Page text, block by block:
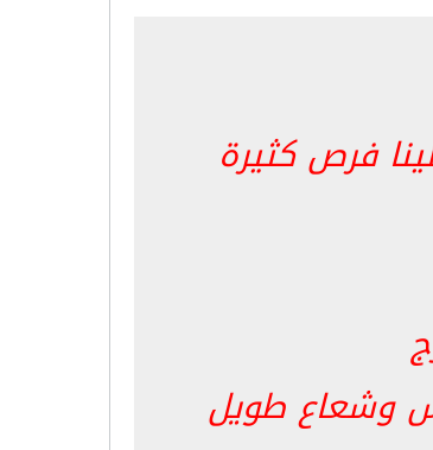
فرص كثيرة
وشعاع طويل